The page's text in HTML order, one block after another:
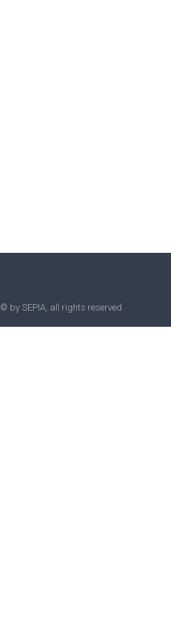
© by SEPIA, all rights reserved